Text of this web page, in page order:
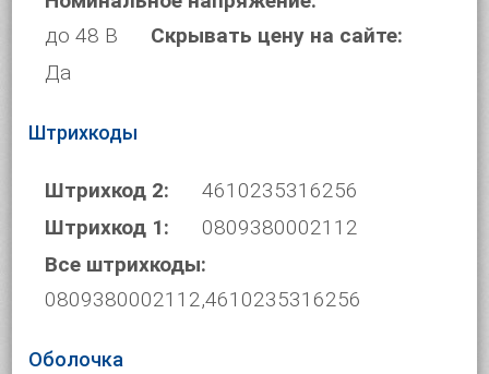
до 48 В
Скрывать цену на сайте:
Да
Штрихкоды
Штрихкод 2:
4610235316256
Штрихкод 1:
0809380002112
Все штрихкоды:
0809380002112,4610235316256
Оболочка